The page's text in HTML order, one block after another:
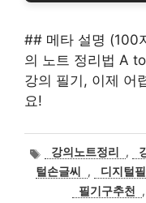
## 메타 설명 (100
의 노트 정리법 A
강의 필기, 이제 어
요!
태
그
강의노트정리 ,
털손글씨
, 디지털필
필기구추천
,